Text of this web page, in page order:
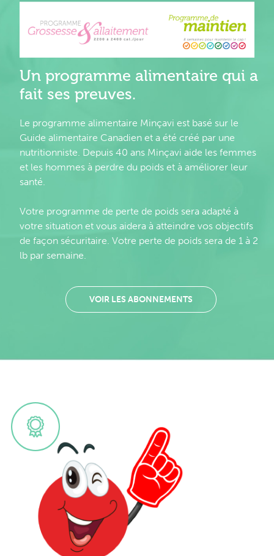
Un programme alimentaire qui a
fait ses preuves.
Le programme alimentaire Minçavi est basé sur le
Guide alimentaire Canadien et a été créé par une
nutritionniste. Depuis 40 ans Minçavi aide les femmes
et les hommes à perdre du poids et à améliorer leur
santé.
Votre programme de perte de poids sera adapté à
votre situation et vous aidera à atteindre vos objectifs
de façon sécuritaire. Votre perte de poids sera de 1 à 2
lb par semaine.
VOIR LES ABONNEMENTS